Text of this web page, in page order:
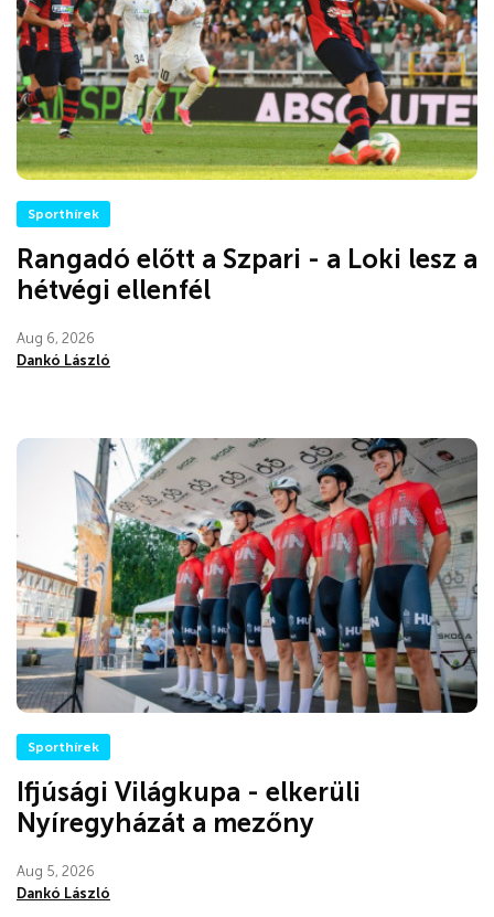
Sporthírek
Rangadó előtt a Szpari - a Loki lesz a
hétvégi ellenfél
Aug 6, 2026
Dankó László
Sporthírek
Ifjúsági Világkupa - elkerüli
Nyíregyházát a mezőny
Aug 5, 2026
Dankó László